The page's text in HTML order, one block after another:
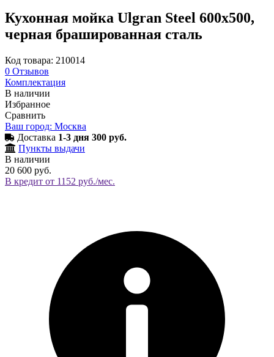
Кухонная мойка Ulgran Steel 600х500,
черная брашированная сталь
Код товара: 210014
0 Отзывов
Комплектация
В наличии
Избранное
Сравнить
Ваш город: Москва
Доставка 1-3 дня 300 руб.
Пункты выдачи
В наличии
20 600 руб.
В кредит от 1152 руб./мес.